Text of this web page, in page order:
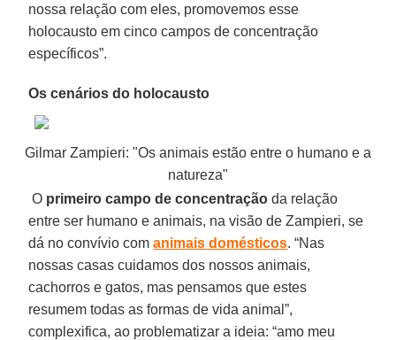
nossa relação com eles, promovemos esse
holocausto em cinco campos de concentração
específicos”.
Os cenários do holocausto
Gilmar Zampieri: "Os animais estão entre o humano e a
natureza"
O primeiro campo de concentração da relação
entre ser humano e animais, na visão de Zampieri, se
dá no convívio comanimais domésticos. “Nas
nossas casas cuidamos dos nossos animais,
cachorros e gatos, mas pensamos que estes
resumem todas as formas de vida animal”,
complexifica, ao problematizar a ideia: “amo meu